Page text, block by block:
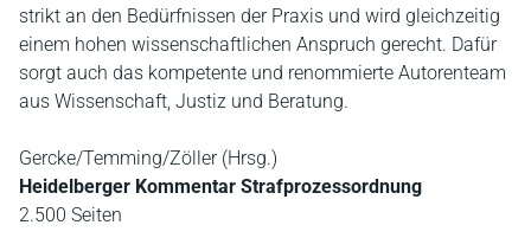
strikt an den Bedürfnissen der Praxis und wird gleichzeitig
einem hohen wissenschaftlichen Anspruch gerecht. Dafür
sorgt auch das kompetente und renommierte Autorenteam
aus Wissenschaft, Justiz und Beratung.
Gercke/Temming/Zöller (Hrsg.)
Heidelberger Kommentar Strafprozessordnung
2.500 Seiten